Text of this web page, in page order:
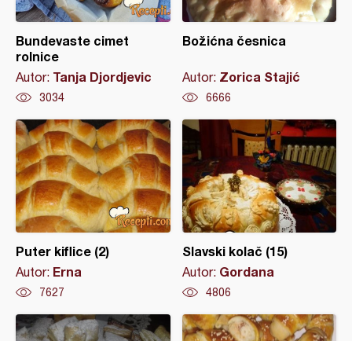
Bundevaste cimet
rolnice
Autor: Tanja Djordjevic
3034
Božićna česnica
Autor: Zorica Stajić
6666
Puter kiflice (2)
Autor: Erna
7627
Slavski kolač (15)
Autor: Gordana
4806